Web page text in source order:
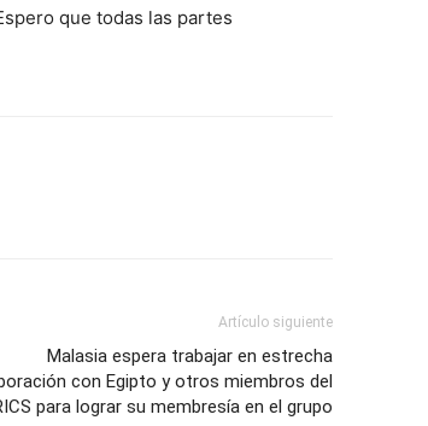
que todas las partes
Artículo siguiente
Malasia espera trabajar en estrecha
con Egipto y otros miembros del
para lograr su membresía en el grupo